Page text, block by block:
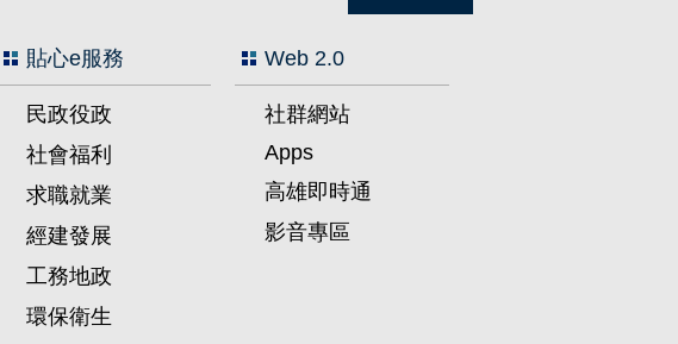
貼心e服務
民政役政
社會福利
求職就業
經建發展
工務地政
環保衛生
Web 2.0
社群網站
Apps
高雄即時通
影音專區